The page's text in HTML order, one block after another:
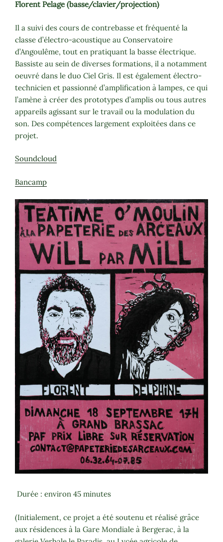
Florent Pelage (basse/clavier/projection)
Il a suivi des cours de contrebasse et fréquenté la
classe d’électro-acoustique au Conservatoire
d’Angoulême, tout en pratiquant la basse électrique.
Bassiste au sein de diverses formations, il a notamment
oeuvré dans le duo Ciel Gris. Il est également électro-
technicien et passionné d’amplification à lampes, ce qui
l’amène à créer des prototypes d’amplis ou tous autres
appareils agissant sur le travail ou la modulation du
son. Des compétences largement exploitées dans ce
projet.
Soundcloud
Bancamp
Durée : environ 45 minutes
(Initialement, ce projet a été soutenu et réalisé grâce
aux résidences à la Gare Mondiale à Bergerac, à la